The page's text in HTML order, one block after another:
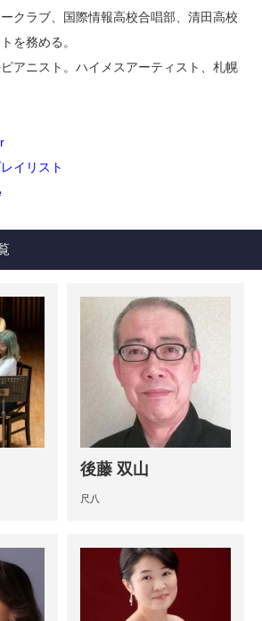
クラブ、国際情報高校合唱部、清田高校
を務める。
アニスト。ハイメスアーティスト、札幌
イリスト
後藤 双山
尺八